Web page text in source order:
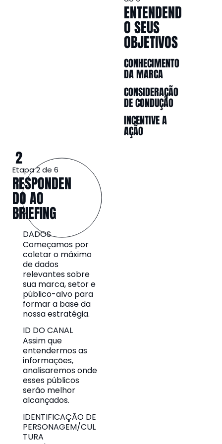
2
Etapa 2 de 6
RESPONDEN
DO AO
BRIEFING
DADOS
Começamos por
coletar o máximo
de dados
relevantes sobre
sua marca, setor e
público-alvo para
formar a base da
nossa estratégia.
ID DO CANAL
Assim que
entendermos as
informações,
analisaremos onde
esses públicos
serão melhor
alcançados.
IDENTIFICAÇÃO DE
PERSONAGEM/CUL
TURA
ENTENDEND
O SEUS
OBJETIVOS
CONHECIMENTO
DA MARCA
CONSIDERAÇÃO
DE CONDUÇÃO
INCENTIVE A
AÇÃO